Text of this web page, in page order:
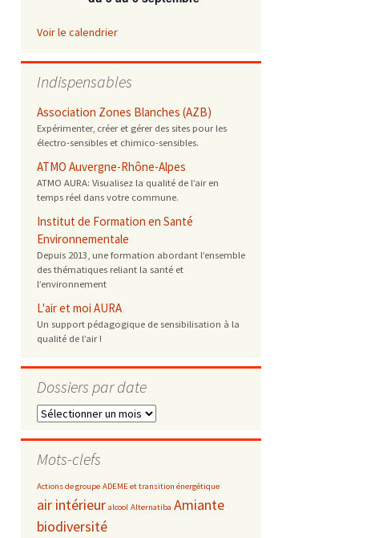
et de cuisson
/ reprotoxique
énergétique
téléphonie
Voir le calendrier
Indispensables
Association Zones Blanches (AZB)
Expérimenter, créer et gérer des sites pour les
électro-sensibles et chimico-sensibles.
ATMO Auvergne-Rhône-Alpes
ATMO AURA: Visualisez la qualité de l’air en
temps réel dans votre commune.
Institut de Formation en Santé
Environnementale
Depuis 2013, une formation abordant l’ensemble
des thématiques reliant la santé et
l’environnement
L'air et moi AURA
Un support pédagogique de sensibilisation à la
qualité de l’air !
Dossiers par date
Dossiers
date
Mots-clefs
Actions de groupe ADEME et transition énergétique
air intérieur alcool Alternatiba Amiante
biodiversité